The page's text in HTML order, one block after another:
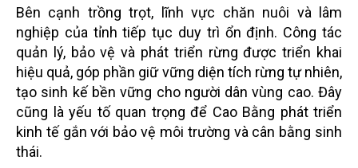
Bên cạnh trồng trọt, lĩnh vực chăn nuôi và lâm
nghiệp của tỉnh tiếp tục duy trì ổn định. Công tác
quản lý, bảo vệ và phát triển rừng được triển khai
hiệu quả, góp phần giữ vững diện tích rừng tự nhiên,
tạo sinh kế bền vững cho người dân vùng cao. Đây
cũng là yếu tố quan trọng để Cao Bằng phát triển
kinh tế gắn với bảo vệ môi trường và cân bằng sinh
thái.